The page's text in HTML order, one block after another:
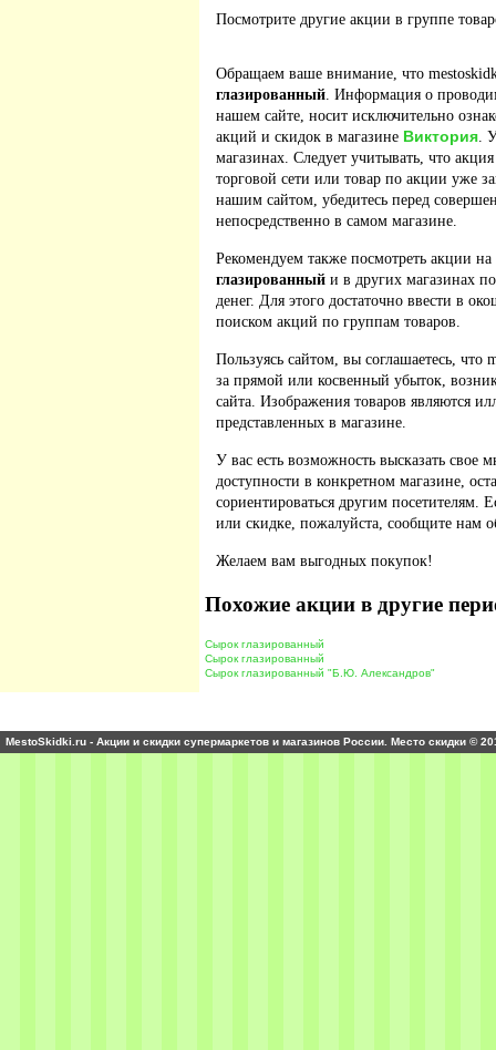
Посмотрите другие акции в группе
Обращаем ваше внимание, что
глазированный. Информация о
нашем сайте, носит исключительно
акций и скидок в магазине Виктория.
магазинах. Следует учитывать, что
торговой сети или товар по акции уже
нашим сайтом, убедитесь перед
непосредственно в самом магазине.
Рекомендуем также посмотреть акции
глазированный и в других магазинах
денег. Для этого достаточно ввести в
поиском акций по группам товаров.
Пользуясь сайтом, вы соглашаетесь, что
за прямой или косвенный убыток,
сайта. Изображения товаров являются
представленных в магазине.
У вас есть возможность высказать свое
доступности в конкретном магазине,
сориентироваться другим
или скидке, пожалуйста, сообщите нам
Желаем вам выгодных покупок!
Похожие акции в другие
Сырок глазированный
Сырок глазированный
Сырок глазированный "Б.Ю. Александров"
MestoSkidki.ru - Акции и скидки супермаркетов и магазинов России. Место скидки ©